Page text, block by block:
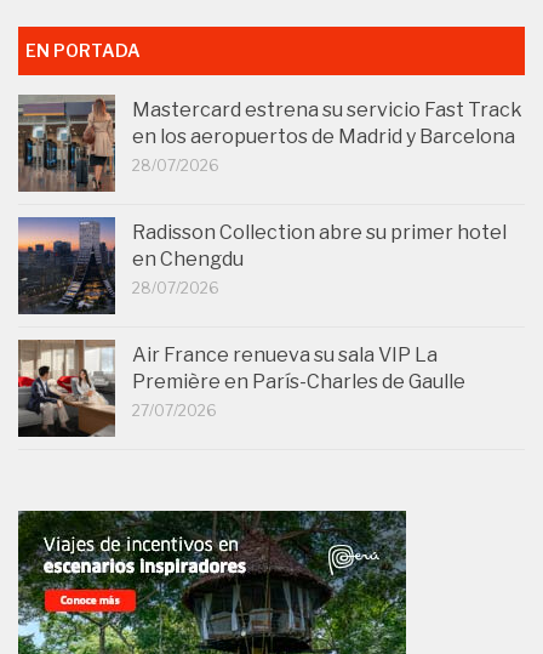
EN PORTADA
Mastercard estrena su servicio Fast Track
en los aeropuertos de Madrid y Barcelona
28/07/2026
Radisson Collection abre su primer hotel
en Chengdu
28/07/2026
Air France renueva su sala VIP La
Première en París-Charles de Gaulle
27/07/2026